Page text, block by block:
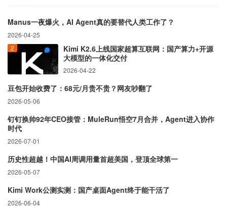
Manus一夜爆火，AI Agent真的要替代人类工作了？
2026-04-25
Kimi K2.6上线国家超算互联网：国产算力+开源
大模型的一体化交付
2026-04-22
豆包开始收费了：68元/月贵不贵？网友吵翻了
2026-05-06
钉钉换帅92年CEO接管：MuleRun悟空7月合并，Agent进入协作
时代
2026-07-01
历史性超越！中国AI周调用量首超美国，登顶全球第一
2026-05-07
Kimi Work公测实测：国产桌面Agent终于能干活了
2026-06-04